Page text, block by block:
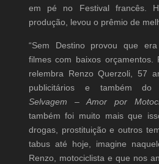
em pé no Festival francês.
produção, levou o prêmio de
“Sem Destino provou que
filmes com baixos orçamentos.
relembra Renzo Querzoli, 57
publicitários e também do
Selvagem – Amor por
também foi muito mais que
drogas, prostituição e outros
tabus até hoje, imagine
Renzo, motociclista e que nos